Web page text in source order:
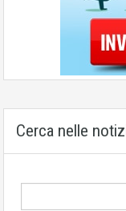
Cerca nelle